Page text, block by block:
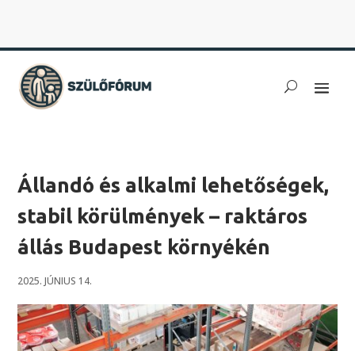
Állandó és alkalmi lehetőségek,
stabil körülmények – raktáros
állás Budapest környékén
2025. JÚNIUS 14.